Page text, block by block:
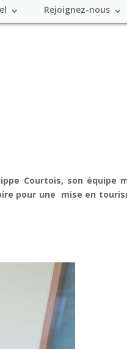
Rejoignez-nous
Courtois, son équipe
pour une mise en